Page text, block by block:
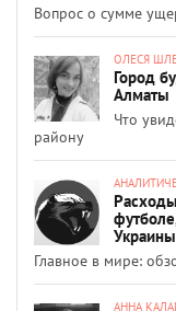
Вопрос о сумме
ОЛЕСЯ
Город
Алматы
Что
району
Украины
Главное в мире:
АННА